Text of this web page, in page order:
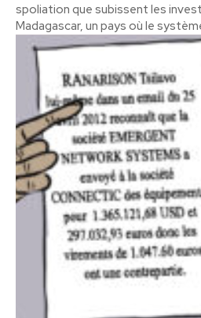
spoliation que subissent les
Madagascar, un pays où le